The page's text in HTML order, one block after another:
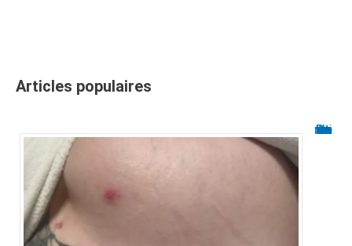
Articles populaires
Boutons sur le sein : causes et traitements